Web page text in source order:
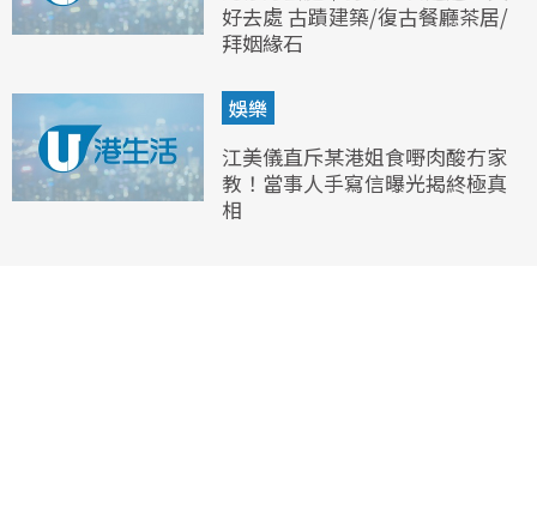
好去處 古蹟建築/復古餐廳茶居/
拜姻緣石
娛樂
江美儀直斥某港姐食嘢肉酸冇家
教！當事人手寫信曝光揭終極真
相